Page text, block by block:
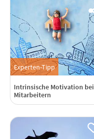
Experten-Tipp
Intrinsische Motivation bei
Mitarbeitern